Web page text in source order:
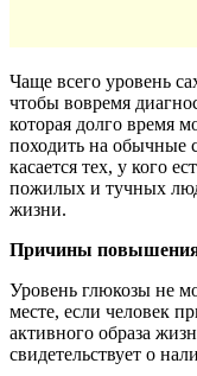
Чаще всего уровень
чтобы вовремя
которая долго время
походить на обычные
касается тех, у кого
пожилых и тучных
жизни.
Причины повышения
Уровень глюкозы не
месте, если человек
активного образа
свидетельствует о